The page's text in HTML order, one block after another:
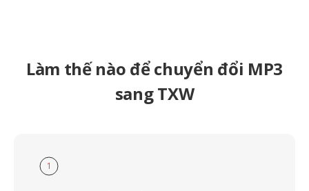
Làm thế nào để chuyển đổi MP3
sang TXW
1